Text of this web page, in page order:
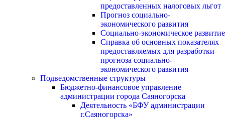
предоставленных налоговых льгот
Прогноз социально-
экономического развития
Социально-экономическое развитие
Справка об основных показателях
предоставляемых для разработки
прогноза социально-
экономического развития
Подведомственные структуры
Бюджетно-финансовое управление
администрации города Саяногорска
Деятельность «БФУ администрации
г.Саяногорска»